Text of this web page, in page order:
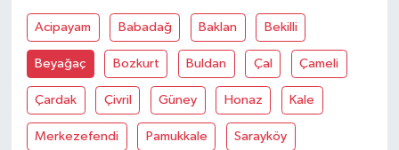
Acipayam Babadağ Baklan Bekilli
Beyağaç Bozkurt Buldan Çal Çameli
Çardak Çivril Güney Honaz Kale
Merkezefendi Pamukkale Sarayköy